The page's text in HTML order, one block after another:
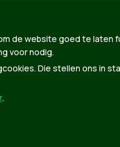
door
de website goed te laten
voor nodig.
Die stellen ons in
.